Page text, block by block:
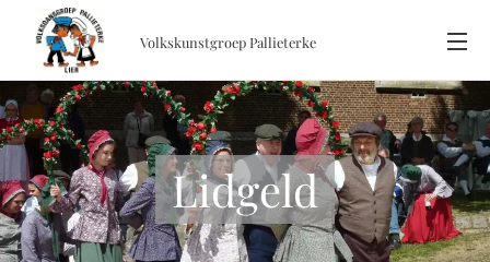
VolkskunstgroepPallieterke
Lidgeld